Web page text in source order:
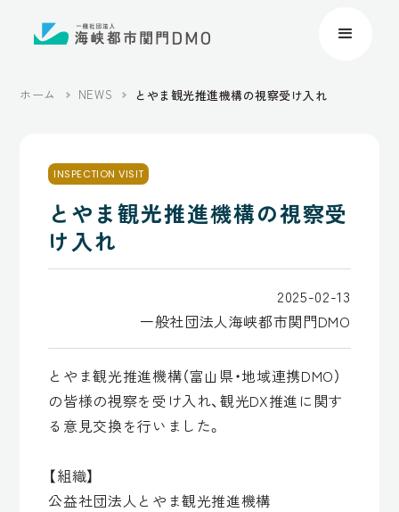
ホーム NEWS とやま観光推進機構の視察受け入れ
INSPECTION VISIT
とやま観光推進機構の視察受
け入れ
2025-02-13
一般社団法人海峡都市関門DMO
とやま観光推進機構（富山県・地域連携DMO）
の皆様の視察を受け入れ、観光DX推進に関す
る意見交換を行いました。
【組織】
公益社団法人とやま観光推進機構